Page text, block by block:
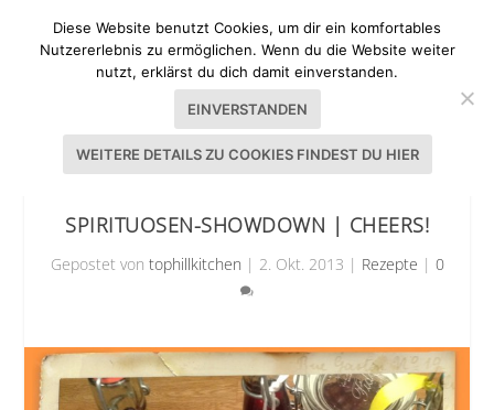
SPIRITUOSEN-SHOWDOWN | CHEERS!
Gepostet von tophillkitchen | 2. Okt. 2013 | Rezepte | 0
Diese Website benutzt Cookies, um dir ein komfortables
Nutzererlebnis zu ermöglichen. Wenn du die Website weiter
nutzt, erklärst du dich damit einverstanden.
EINVERSTANDEN
WEITERE DETAILS ZU COOKIES FINDEST DU HIER